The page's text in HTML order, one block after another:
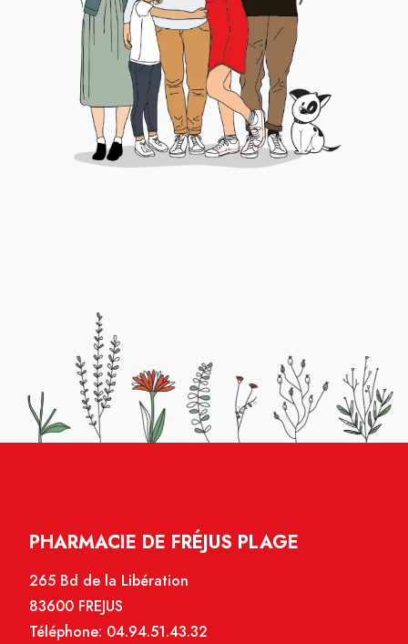
PHARMACIE DE FRÉJUS PLAGE
265 Bd de la Libération
83600 FREJUS
Téléphone: 04.94.51.43.32